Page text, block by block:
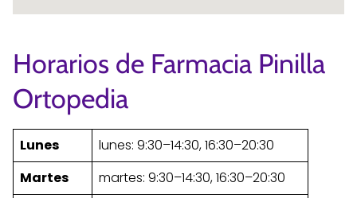
Horarios de Farmacia Pinilla
Ortopedia
Lunes
lunes: 9:30–14:30, 16:30–20:30
Martes
martes: 9:30–14:30, 16:30–20:30